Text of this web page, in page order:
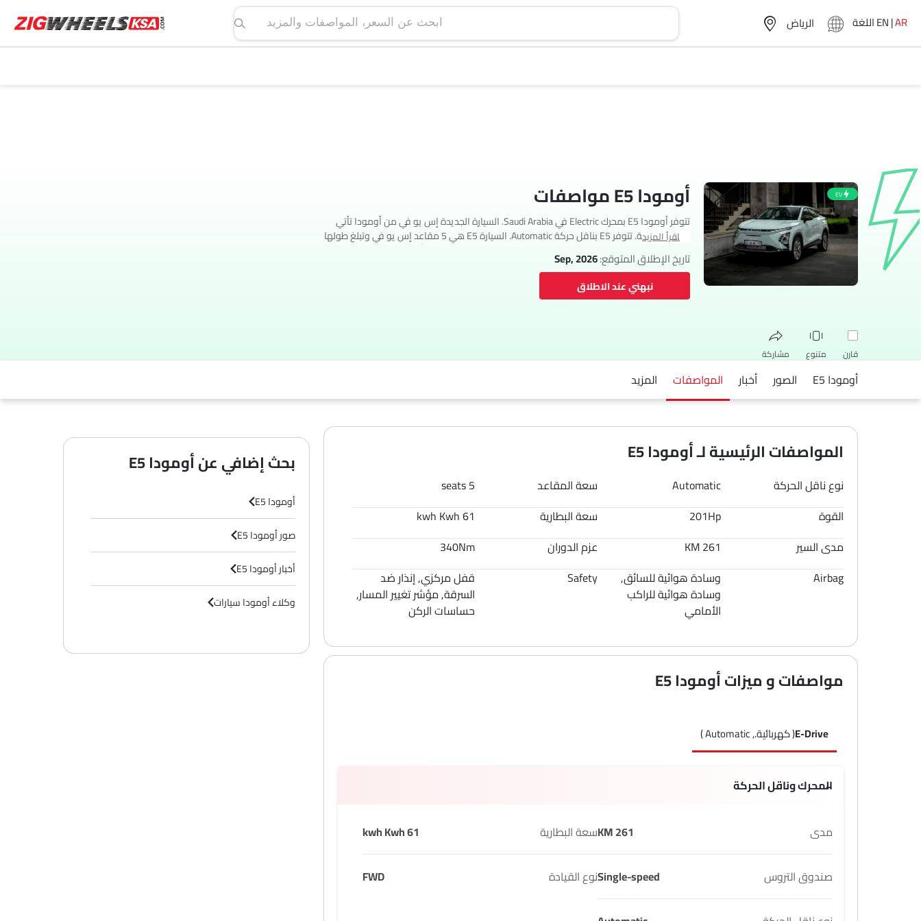
ابحث عن السعر، المواصفات والمزيد اللغةEN|AR
EV أومودا E5 مواصفات
تتوفر أومودا E5 بمحرك Electric في Saudi Arabia. السيارة الجديدة إس يو في من أومودا تأتي
بإجمالي 1 فئة. تتوفر E5 بناقل حركة Automatic. السيارة E5 هي 5 مقاعد إس يو في وتبلغ طولها
اقرأ المزيد
تاريخ الإطلاق المتوقع:Sep, 2026
نبهني عند الاطلاق
قارن متنوع مشاركة
فيسبوك
أومودا E5 الصور أخبار المواصفات المزيد
المواصفات الرئيسية لـ أومودا E5
نوع ناقل الحركة Automatic سعة المقاعد
5 seats
القوة
201Hp سعة البطارية
61 kwh Kwh
مدى السير
261 KM عزم الدوران
340Nm
Airbag
وسادة هوائية للسائق,
وسادة هوائية للراكب
الأمامي
Safety
قفل مركزي, إنذار ضد
السرقة, مؤشر تغيير المسار,
حساسات الركن
مواصفات و ميزات أومودا E5
E-Drive( كهربائية., Automatic )
المحرك وناقل الحركة
مدى 261 KM سعة البطارية 61 kwh Kwh
صندوق التروس Single-speedنوع القيادة FWD
بحث إضافي عن أومودا E5
أومودا E5
صور أومودا E5
أخبار أومودا E5
وكلاء أومودا سيارات